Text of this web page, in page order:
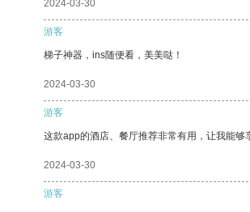
2024-03-30
游客
梯子神器，ins随便看，美美哒！
2024-03-30
游客
这款app的酒店、餐厅推荐非常有用，让我能够
2024-03-30
游客